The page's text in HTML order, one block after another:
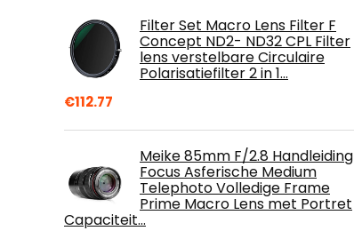
Filter Set Macro Lens Filter F
Concept ND2- ND32 CPL Filter
lens verstelbare Circulaire
Polarisatiefilter 2 in 1…
€112.77
Meike 85mm F/2.8 Handleiding
Focus Asferische Medium
Telephoto Volledige Frame
Prime Macro Lens met Portret
Capaciteit…